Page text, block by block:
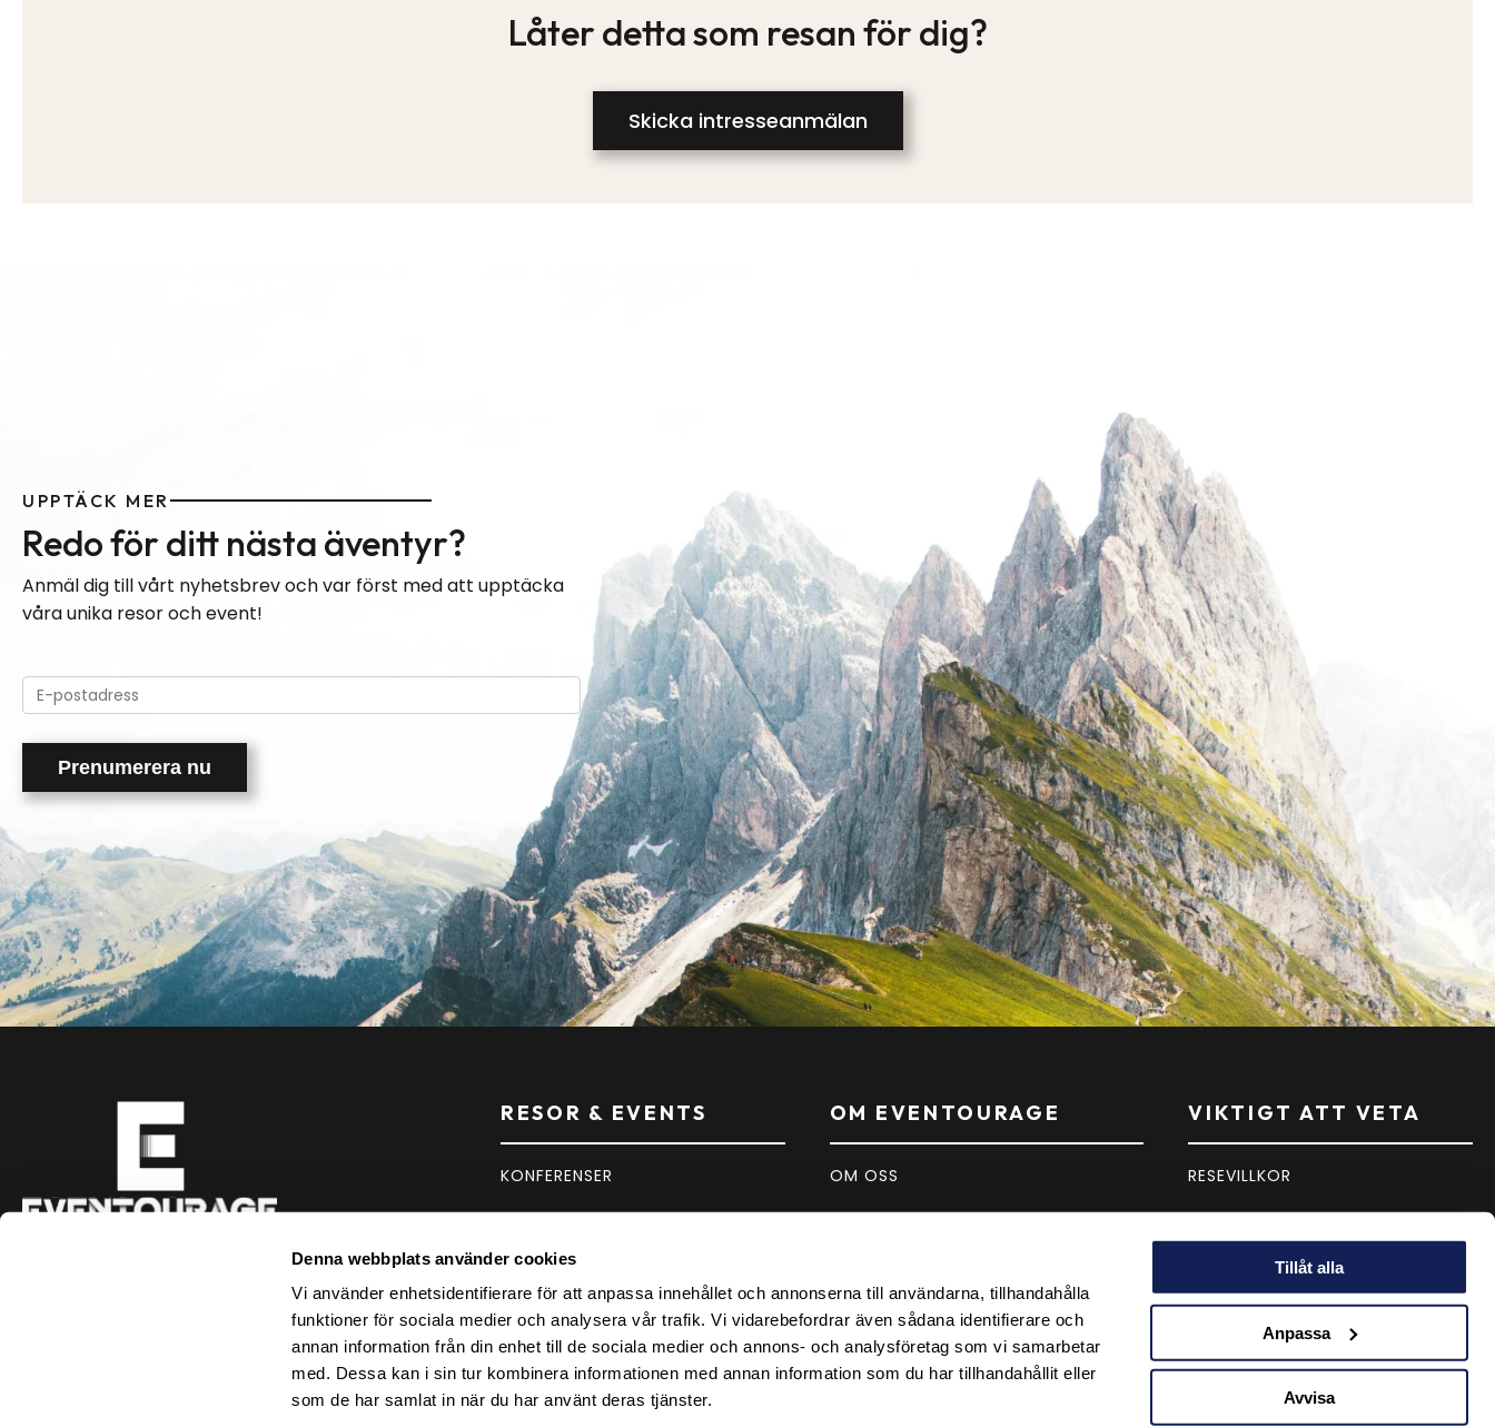
Denna webbplats använder cookies
Vi använder enhetsidentifierare för att anpassa innehållet och annonserna till användarna, tillhandahålla
funktioner för sociala medier och analysera vår trafik. Vi vidarebefordrar även sådana identifierare och
annan information från din enhet till de sociala medier och annons- och analysföretag som vi samarbetar
med. Dessa kan i sin tur kombinera informationen med annan information som du har tillhandahållit eller
som de har samlat in när du har använt deras tjänster.
Tillåt alla
Anpassa
Avvisa
Låter detta som resan för dig?
Skicka intresseanmälan
UPPTÄCK MER
Redo för ditt nästa äventyr?
Anmäl dig till vårt nyhetsbrev och var först med att upptäcka
våra unika resor och event!
Please
leave
RESOR & EVENTS
KONFERENSER
INSPIRATION
OM EVENTOURAGE
OM OSS
VIKTIGT ATT VETA
RESEVILLKOR
PRESENTKORT